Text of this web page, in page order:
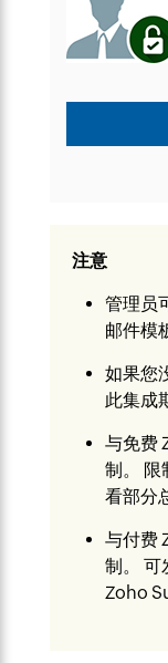
注意
管理员
邮件模
如果您
此集成
与免费
制。 限
看部分
与付费
制。 可
Zoho